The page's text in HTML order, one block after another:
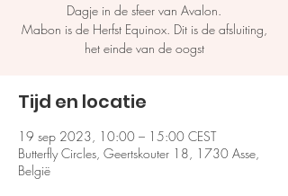
Dagje in de sfeer van Avalon.
Mabon is de Herfst Equinox. Dit is de afsluiting,
het einde van de oogst
Tijd en locatie
19 sep 2023, 10:00 – 15:00 CEST
Butterfly Circles, Geertskouter 18, 1730 Asse,
België